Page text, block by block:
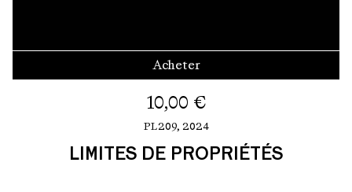
Acheter
10,00 €
PL209, 2024
LIMITES DE PROPRIÉTÉS